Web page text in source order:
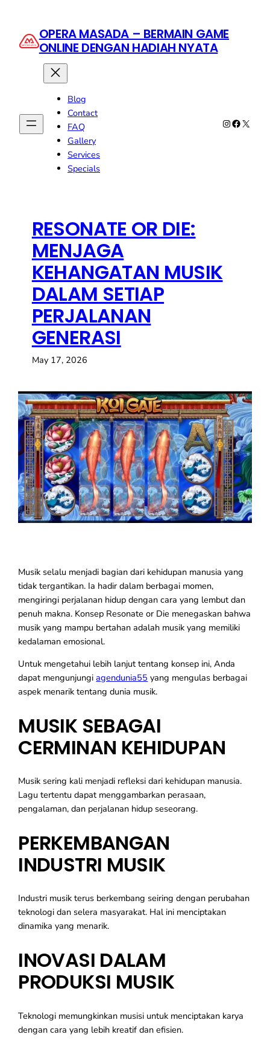
content OPERA MASADA – BERMAIN GAME
ONLINE DENGAN HADIAH NYATA
Blog
Contact
FAQ
Gallery
Services
Specials
Instagram
X
RESONATE OR DIE:
MENJAGA
KEHANGATAN MUSIK
DALAM SETIAP
PERJALANAN
GENERASI
May 17, 2026
Musik selalu menjadi bagian dari kehidupan manusia yang
tidak tergantikan. Ia hadir dalam berbagai momen,
mengiringi perjalanan hidup dengan cara yang lembut dan
penuh makna. Konsep Resonate or Die menegaskan bahwa
musik yang mampu bertahan adalah musik yang memiliki
kedalaman emosional.
Untuk mengetahui lebih lanjut tentang konsep ini, Anda
dapat mengunjungiagendunia55 yang mengulas berbagai
aspek menarik tentang dunia musik.
MUSIK SEBAGAI
CERMINAN KEHIDUPAN
Musik sering kali menjadi refleksi dari kehidupan manusia.
Lagu tertentu dapat menggambarkan perasaan,
pengalaman, dan perjalanan hidup seseorang.
PERKEMBANGAN
INDUSTRI MUSIK
Industri musik terus berkembang seiring dengan perubahan
teknologi dan selera masyarakat. Hal ini menciptakan
dinamika yang menarik.
INOVASI DALAM
PRODUKSI MUSIK
Teknologi memungkinkan musisi untuk menciptakan karya
dengan cara yang lebih kreatif dan efisien.